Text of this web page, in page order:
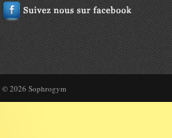
© 2026 Sophrogym